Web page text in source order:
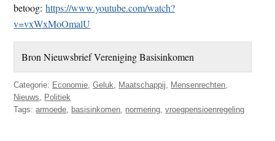
betoog:https://www.youtube.com/watch?
v=vxWxMoOmalU
Bron Nieuwsbrief Vereniging Basisinkomen
Categorie: Economie,Geluk, Maatschappij, Mensenrechten,
Nieuws, Politiek
Tags:armoede, basisinkomen, normering,vroegpensioenregeling